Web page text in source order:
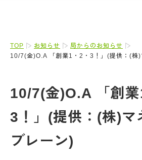
TOP お知らせ
局からのお知らせ
10/7(金)O.A 「創業1・2・3！」(提供：(株
10/7(金)O.A 「創業
3！」(提供：(株)マ
ブレーン)